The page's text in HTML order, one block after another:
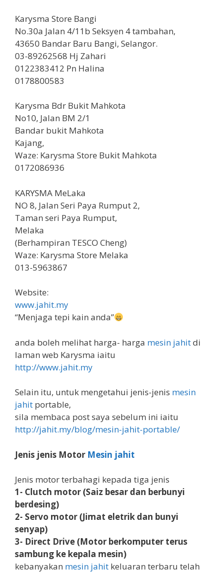
Karysma Store Bangi
No.30a Jalan 4/11b Seksyen 4 tambahan,
43650 Bandar Baru Bangi, Selangor.
03-89262568 Hj Zahari
0122383412 Pn Halina
0178800583
Karysma Bdr Bukit Mahkota
No10, Jalan BM 2/1
Bandar bukit Mahkota
Kajang,
Waze: Karysma Store Bukit Mahkota
0172086936
KARYSMA MeLaka
NO 8, Jalan Seri Paya Rumput 2,
Taman seri Paya Rumput,
Melaka
(Berhampiran TESCO Cheng)
Waze: Karysma Store Melaka
013-5963867
Website:
www.jahit.my
“Menjaga tepi kain anda”
anda boleh melihat harga- harga mesin jahitdi
laman web Karysma iaitu
http://www.jahit.my
Selain itu, untuk mengetahui jenis-jenis mesin
jahit portable,
sila membaca post saya sebelum ini iaitu
http://jahit.my/blog/mesin-jahit-portable/
Jenis jenis Motor Mesin jahit
Jenis motor terbahagi kepada tiga jenis
1- Clutch motor (Saiz besar dan berbunyi
berdesing)
2- Servo motor (Jimat eletrik dan bunyi
senyap)
3- Direct Drive (Motor berkomputer terus
sambung ke kepala mesin)
kebanyakan mesin jahit keluaran terbaru telah